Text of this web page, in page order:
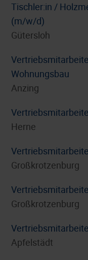
Tischler:in /
(m/w/d)
Gütersloh
Wohnungsbau
Anzing
Herne
Großkrotzenburg
Großkrotzenburg
Apfelstädt